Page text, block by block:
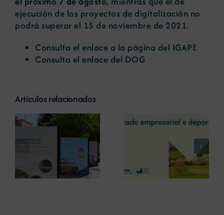
ejecución de los proyectos de digitalización no
podrá superar el 15 de noviembre de 2021.
Consulta el enlace a la página del IGAPE
Consulta el enlace del DOG
Artículos relacionados
La COMG reúne a
dos líderes
empresarias con
motivo de su
Centenario para
debatir sobre el
La OIPE y el
CRETUS
presentan las
últimas
innovaciones en
restauración